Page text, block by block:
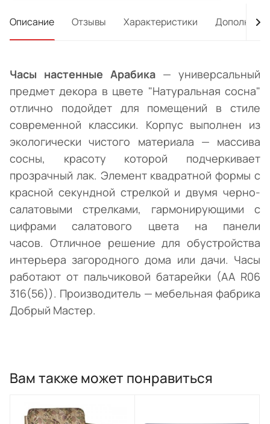
Описание Отзывы Характеристики
Часы настенные Арабика — универсальный
предмет декора в цвете "Натуральная сосна"
отлично подойдет для помещений в стиле
современной классики. Корпус выполнен из
экологически чистого материала — массива
сосны, красоту которой подчеркивает
прозрачный лак. Элемент квадратной формы с
красной секундной стрелкой и двумя черно-
салатовыми стрелками, гармонирующими с
цифрами салатового цвета на панели
часов. Отличное решение для обустройства
интерьера загородного дома или дачи. Часы
работают от пальчиковой батарейки (АА R06
316(56)). Производитель — мебельная фабрика
Добрый Мастер.
Вам также может понравиться